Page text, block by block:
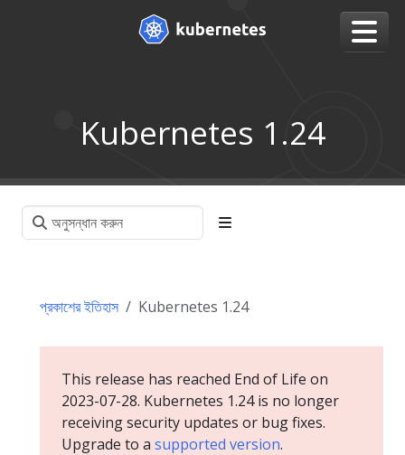
Kubernetes 1.24
প্রকাশের ইতিহাস Kubernetes 1.24
This release has reached End of Life on
2023-07-28. Kubernetes 1.24 is no longer
receiving security updates or bug fixes.
Upgrade to a supported version.